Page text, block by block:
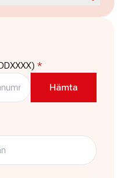
Bild och formlokalen,
Storgatan 31 Ludvika
15
*